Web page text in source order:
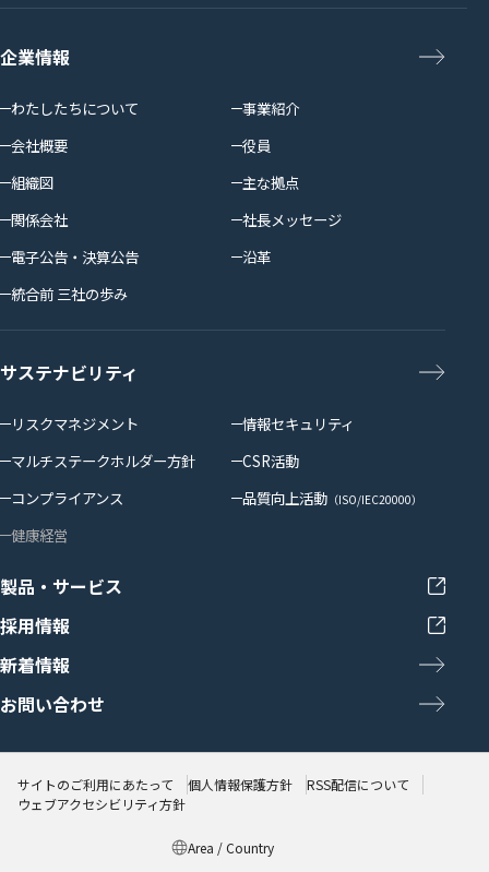
企業情報
わたしたちについて
事業紹介
会社概要
役員
組織図
主な拠点
関係会社
社長メッセージ
電子公告・決算公告
沿革
統合前 三社の歩み
サステナビリティ
リスクマネジメント
情報セキュリティ
マルチステークホルダー方針
CSR活動
コンプライアンス
品質向上活動 （ISO/IEC20000）
健康経営
製品・サービス
採用情報
新着情報
お問い合わせ
サイトのご利用にあたって 個人情報保護方針
RSS配信について
ウェブアクセシビリティ方針
Area / Country